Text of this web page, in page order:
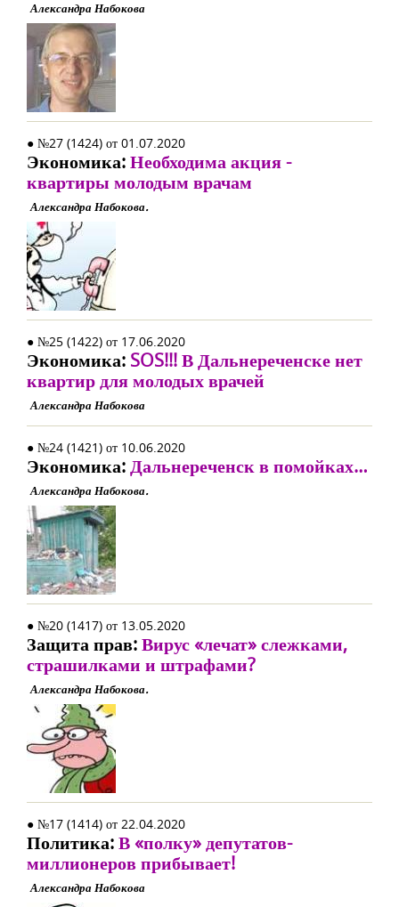
Александра Набокова
● №27 (1424) от 01.07.2020
Экономика:Необходима акция -
квартиры молодым врачам
Александра Набокова.
● №25 (1422) от 17.06.2020
Экономика: SOS!!! В Дальнереченске нет
квартир для молодых врачей
Александра Набокова
● №24 (1421) от 10.06.2020
Экономика:Дальнереченск в помойках…
Александра Набокова.
● №20 (1417) от 13.05.2020
Защита прав:Вирус «лечат» слежками,
страшилками и штрафами?
Александра Набокова.
● №17 (1414) от 22.04.2020
Политика:В «полку» депутатов-
миллионеров прибывает!
Александра Набокова